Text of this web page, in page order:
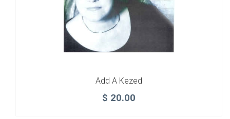
Add A Kezed
$ 20.00